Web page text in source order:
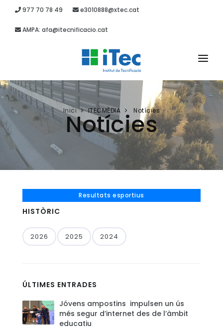
977 70 78 49 e3010888@xtec.cat
AMPA: afa@itecnificacio.cat
INICI
EL CENTRE
SECRETARIA
PROJECTES
ITEC MÈDIA
CONTACTE
Inici ITECMÈDIA Notícies
Notícies
Resultats esportius
HISTÒRIC
2026 2025 2024
ÚLTIMES ENTRADES
Jóvens ampostins impulsen un ús
més segur d’internet des de l’àmbit
educatiu